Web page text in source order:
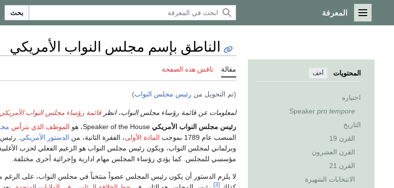
القائمة الرئيسية
المعرفة بحث
المحتويات أخف
اختياره
Speaker pro tempore
التاريخ
القرن 19
القرن العشرون
القرن 21
الانتخابات الشهيرة
الناطق بإسم مجلس النواب الأمريكي
مقالة ناقش هذه الصفحة
(تم التحويل من رئيس مجلس النواب)
لمعلومات عن قائمة رؤساء مجلس النواب، انظر قائمة رؤساء مجلس النواب الأمريكي
رئيس مجلس النواب الأمريكي الموظف الذي يترأس
المنصب عام 1789 بموجب
المادة الأولى، الفقرة الثانية، من الدستور الأمريكي .
وبرلماني لمجلس النواب، ويكون رئيس مجلس النواب هو الزعيم الفعلي لحزب
مؤسسي للمجلس. كما يؤدي رؤساء المجلس مهام ادارية وإجرائية أخرى مختلفة.
لا يلزم الدستور أن يكون رئيس المجلس عضواً منتخباً في مجلس النواب، على
[3]